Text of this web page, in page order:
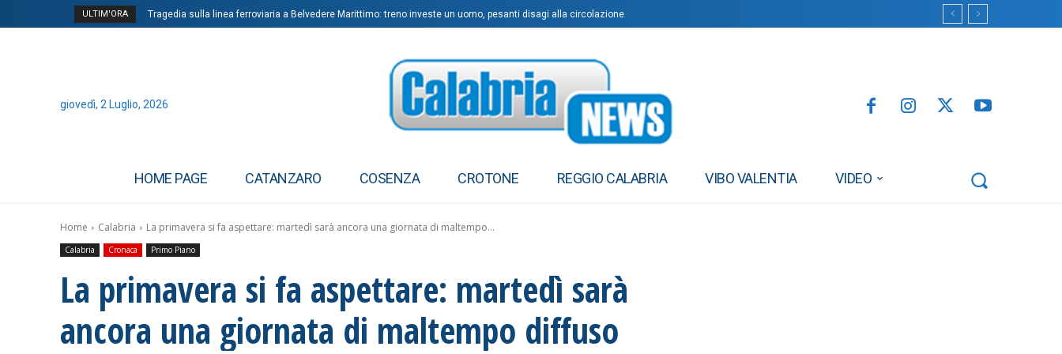
ULTIM'ORA Tragedia sulla linea ferroviaria a Belvedere Marittimo: treno investe un uomo, pesanti disagi alla circolazione
giovedì, 2 Luglio, 2026
HOME PAGE CATANZARO COSENZA CROTONE REGGIO CALABRIA VIBO VALENTIA VIDEO
Home Calabria La primavera si fa aspettare: martedì sarà ancora una giornata di maltempo...
Calabria Cronaca Primo Piano
La primavera si fa aspettare: martedì sarà
ancora una giornata di maltempo diffuso